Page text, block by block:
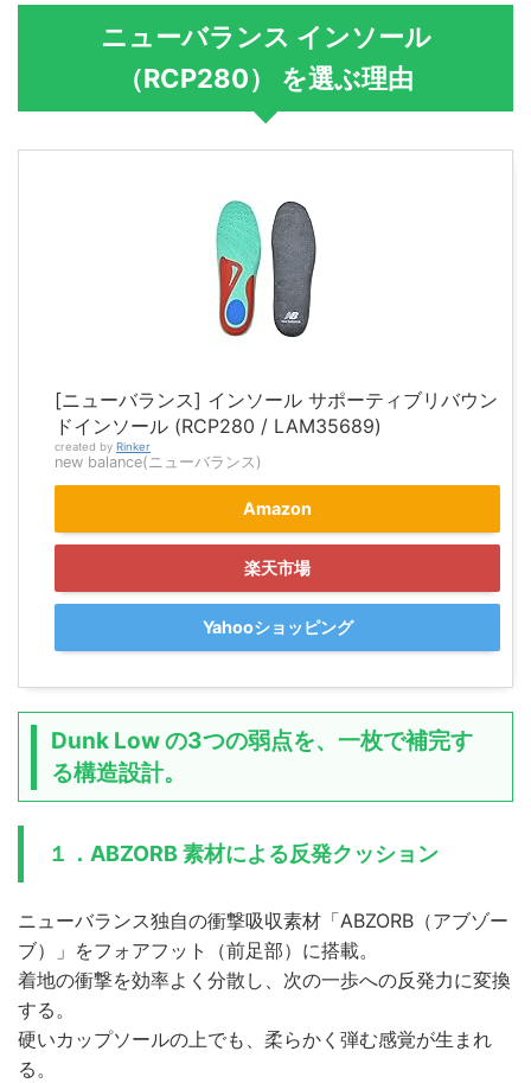
ニューバランス インソール
（RCP280） を選ぶ理由
[ニューバランス] インソール サポーティブリバウン
ドインソール (RCP280 / LAM35689)
created by Rinker
new balance(ニューバランス)
Amazon
楽天市場
Yahooショッピング
Dunk Low の3つの弱点を、一枚で補完す
る構造設計。
１． ABZORB 素材による反発クッション
ニューバランス独自の衝撃吸収素材「ABZORB（アブゾー
ブ）」をフォアフット（前足部）に搭載。
着地の衝撃を効率よく分散し、次の一歩への反発力に変換
する。
硬いカップソールの上でも、柔らかく弾む感覚が生まれ
る。